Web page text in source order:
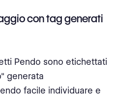
con tag generati
Pendo sono etichettati
generata
facile individuare e